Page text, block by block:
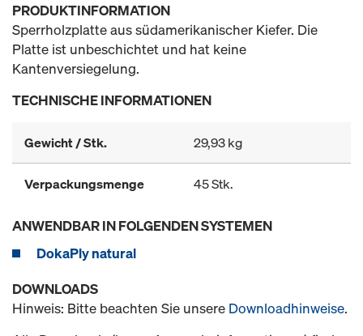
PRODUKTINFORMATION
Sperrholzplatte aus südamerikanischer Kiefer. Die
Platte ist unbeschichtet und hat keine
Kantenversiegelung.
TECHNISCHE INFORMATIONEN
Gewicht / Stk. 29,93 kg
Verpackungsmenge 45 Stk.
ANWENDBAR IN FOLGENDEN SYSTEMEN
DokaPly natural
DOWNLOADS
Hinweis: Bitte beachten Sie unsere Downloadhinweise.